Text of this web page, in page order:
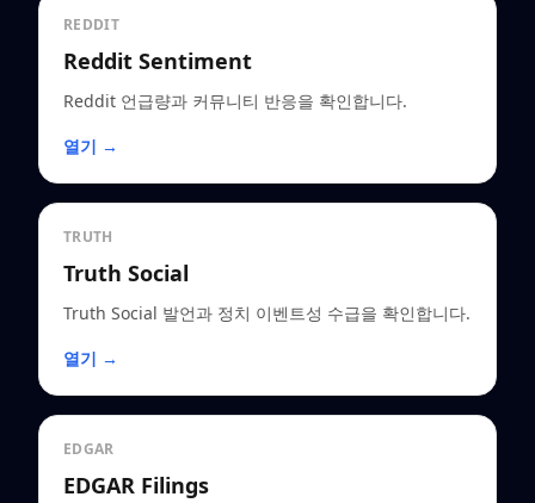
REDDIT
Reddit Sentiment
Reddit 언급량과 커뮤니티 반응을 확인합니다.
열기 →
TRUTH
Truth Social
Truth Social 발언과 정치 이벤트성 수급을 확인합니다.
열기 →
EDGAR
EDGAR Filings